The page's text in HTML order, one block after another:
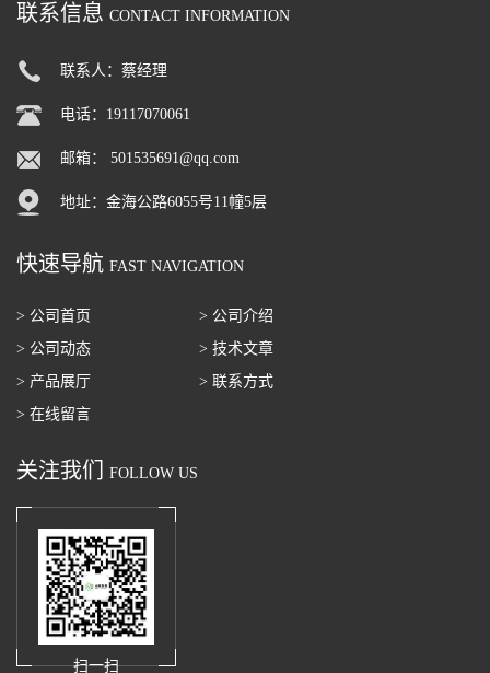
联系信息 CONTACT INFORMATION
联系人：蔡经理
电话：19117070061
邮箱： 501535691@qq.com
地址：金海公路6055号11幢5层
快速导航 FAST NAVIGATION
> 公司首页
> 公司介绍
> 公司动态
> 技术文章
> 产品展厅
> 联系方式
> 在线留言
关注我们 FOLLOW US
扫一扫